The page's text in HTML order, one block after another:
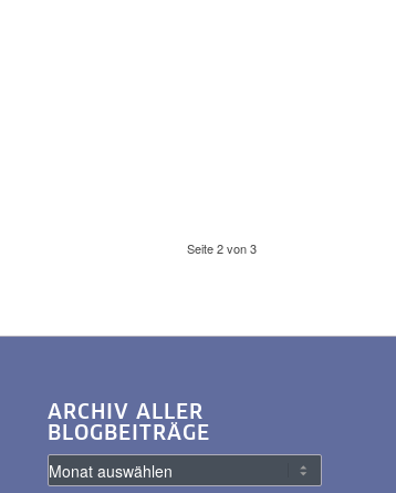
Seite 2 von 3
ARCHIV ALLER
BLOGBEITRÄGE